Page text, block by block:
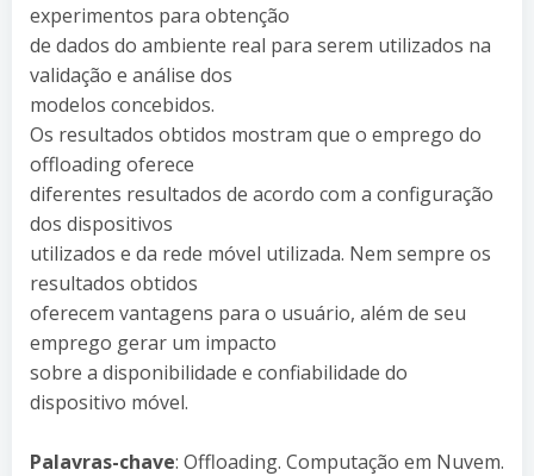
experimentos para obtenção
de dados do ambiente real para serem utilizados na
validação e análise dos
modelos concebidos.
Os resultados obtidos mostram que o emprego do
offloading oferece
diferentes resultados de acordo com a configuração
dos dispositivos
utilizados e da rede móvel utilizada. Nem sempre os
resultados obtidos
oferecem vantagens para o usuário, além de seu
emprego gerar um impacto
sobre a disponibilidade e confiabilidade do
dispositivo móvel.
Palavras-chave: Offloading. Computação em Nuvem.